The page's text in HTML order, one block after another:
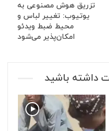
تزریق هوش مصنوعی به
یوتیوب: تغییر لباس و
محیط ضبط ویدئو
امکان‌پذیر می‌شود
داشته باشید